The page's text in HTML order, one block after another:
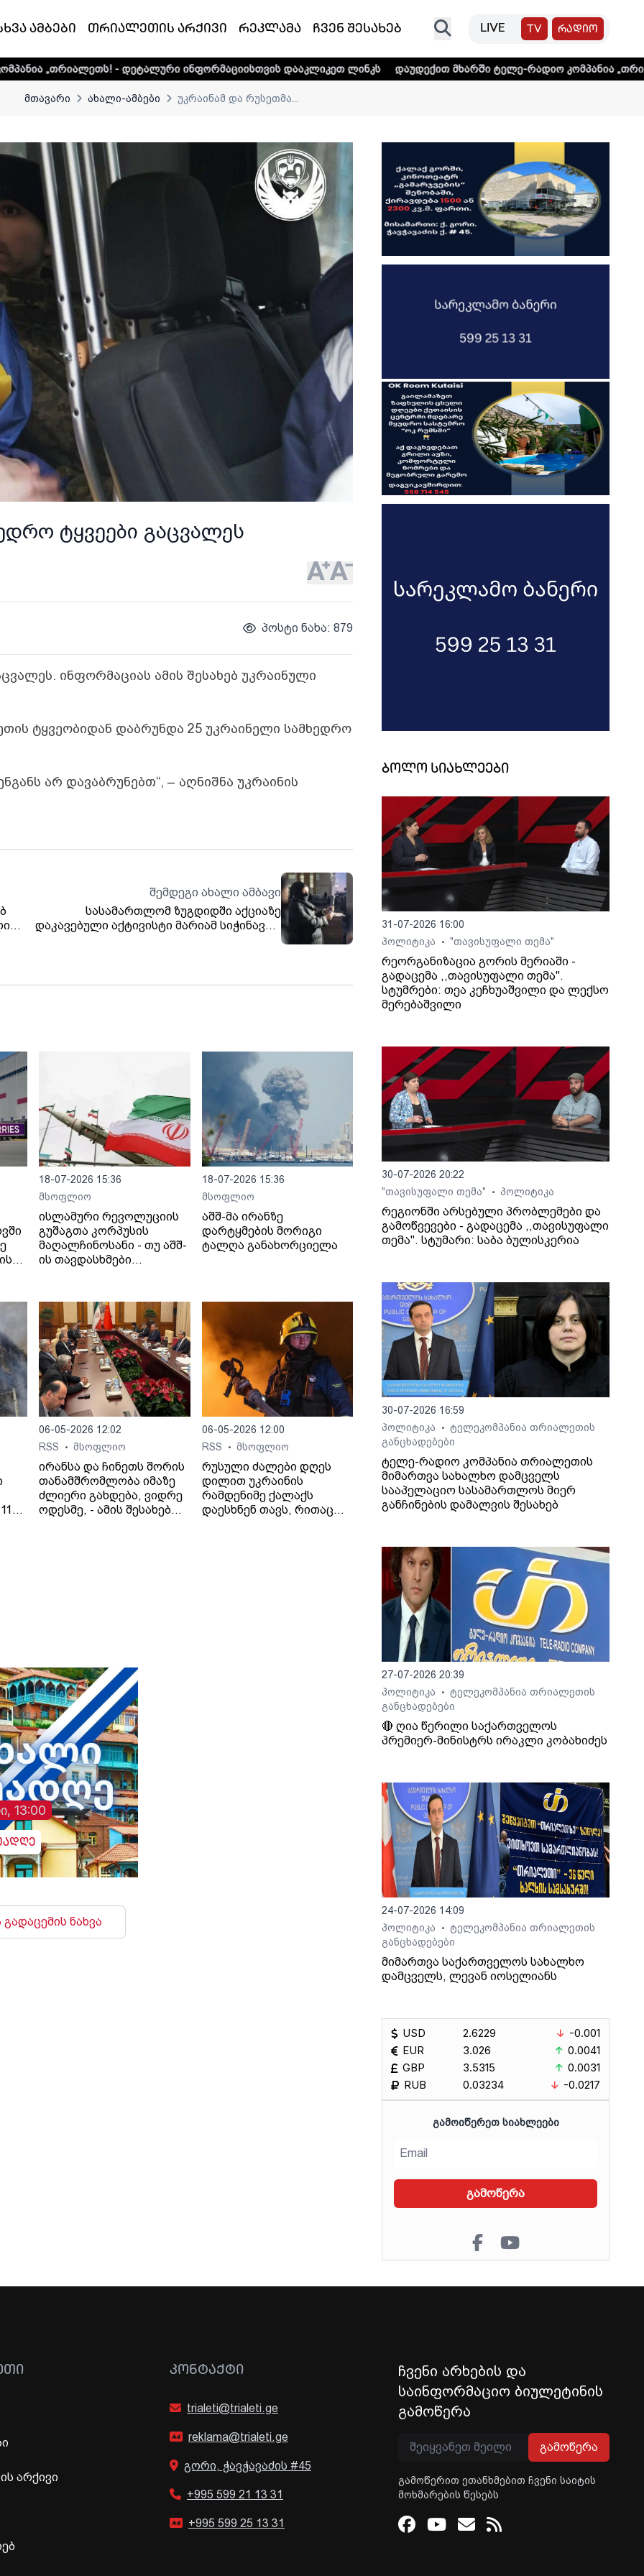
ამბები თრიალეთის არქივი რეკლამა ჩვენ შესახებ LIVE TV რადიო
- დეტალური ინფორმაციისთვის დააკლიკეთ ლინკს დაუდექით მხარში ტელე-რადიო კომპანია „თრიალეთს! -
მთავარი ახალი-ამბები უკრაინამ და რუსეთმა...
ტყვეები გაცვალეს
პოსტი ნახა: 879
ინფორმაციას ამის შესახებ უკრაინული
ტყვეობიდან დაბრუნდა 25 უკრაინელი სამხედრო
არ დავაბრუნებთ“, – აღნიშნა უკრაინის
შემდეგი ახალი ამბავი
სასამართლომ ზუგდიდში აქციაზე
დაკავებული აქტივისტი მარიამ სიჭინავა 5
000 ლარით დააჯარიმა
18-07-2026 15:36
მსოფლიო
ისლამური რევოლუციის
გუშაგთა კორპუსის
მაღალჩინოსანი - თუ აშშ-
ის თავდასხმები
შეტევითი ოპერაციების
ფაზაში გადავალთ.
18-07-2026 15:36
მსოფლიო
აშშ-მა ირანზე
დარტყმების მორიგი
ტალღა განახორციელა
06-05-2026 12:02
RSS
• მსოფლიო
ირანსა და ჩინეთს შორის
თანამშრომლობა იმაზე
ძლიერი გახდება, ვიდრე
ოდესმე, - ამის შესახებ
შეხვედრაზე ჩინეთს
„ირანის ახლო მეგობარი“
უწოდა. „არსებულ
ვითარებაში, ჩვენს
ქვეყნებს შორის
ორმხრივი
თანამშრომლობა კიდევ
უფრო გაძლიერდება“, -
განაცხადა აბას არაღჩიმ.
06-05-2026 12:00
RSS
• მსოფლიო
რუსული ძალები დღეს
დილით უკრაინის
რამდენიმე ქალაქს
დაესხნენ თავს, რითაც
13:00
ნახვა
ბოლო სიახლეები
31-07-2026 16:00
პოლიტიკა
• "თავისუფალი თემა"
რეორგანიზაცია გორის მერიაში -
გადაცემა ,,თავისუფალი თემა".
სტუმრები: თეა კეჩხუაშვილი და ლექსო
მერებაშვილი
30-07-2026 20:22
"თავისუფალი თემა"
• პოლიტიკა
რეგიონში არსებული პრობლემები და
გამოწვევები - გადაცემა ,,თავისუფალი
თემა". სტუმარი: საბა ბულისკერია
30-07-2026 16:59
პოლიტიკა
•
ტელეკომპანია თრიალეთის
განცხადებები
ტელე-რადიო კომპანია თრიალეთის
მიმართვა სახალხო დამცველს
სააპელაციო სასამართლოს მიერ
განჩინების დამალვის შესახებ
27-07-2026 20:39
პოლიტიკა
•
ტელეკომპანია თრიალეთის
განცხადებები
🔴 ღია წერილი საქართველოს
პრემიერ-მინისტრს ირაკლი კობახიძეს
24-07-2026 14:09
პოლიტიკა
•
ტელეკომპანია თრიალეთის
განცხადებები
მიმართვა საქართველოს სახალხო
დამცველს, ლევან იოსელიანს
USD
EUR
GBP
RUB
2.6229
3.026
3.5315
0.03234
-0.001
0.0041
0.0031
-0.0217
ᲒᲐᲛᲝᲘᲬᲔᲠᲔᲗ ᲡᲘᲐᲮᲚᲔᲔᲑᲘ
გამოწერა
არქივი
ᲙᲝᲜᲢᲐᲥᲢᲘ
trialeti@trialeti.ge
reklama@trialeti.ge
გორი, ჭავჭავაძის #45
+995 599 21 13 31
+995 599 25 13 31
ჩვენი არხების და
საინფორმაციო ბიულეტინის
გამოწერა
გამოწერა
გამოწერით ეთანხმებით ჩვენი საიტის
მოხმარების წესებს
Facebook
Youtube
Email
RSS